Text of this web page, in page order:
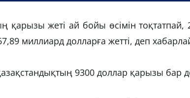
қарызы жеті ай бойы өсімін тоқтатпай,
миллиард долларға жетті, деп
9300 доллар қарызы бар